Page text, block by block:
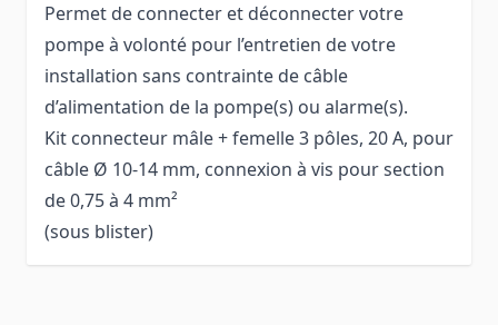
Permet de connecter et déconnecter votre
pompe à volonté pour l’entretien de votre
installation sans contrainte de câble
d’alimentation de la pompe(s) ou alarme(s).
Kit connecteur mâle + femelle 3 pôles, 20 A, pour
câble Ø 10-14 mm, connexion à vis pour section
de 0,75 à 4 mm²
(sous blister)